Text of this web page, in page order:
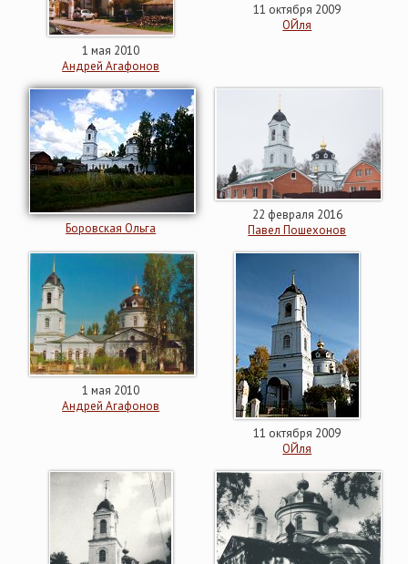
1 мая 2010
Андрей Агафонов
11 октября 2009
ОЙля
Боровская Ольга
22 февраля 2016
Павел Пошехонов
1 мая 2010
Андрей Агафонов
11 октября 2009
ОЙля